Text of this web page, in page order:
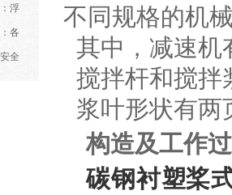
校准
浮
场景
各
全
不同规格的机
其中，减速机
搅拌杆和搅拌
浆叶形状有两
构造及工作
碳钢衬塑桨